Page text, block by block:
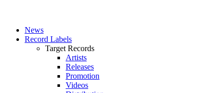
News
Record Labels
Target Records
Artists
Releases
Promotion
Videos